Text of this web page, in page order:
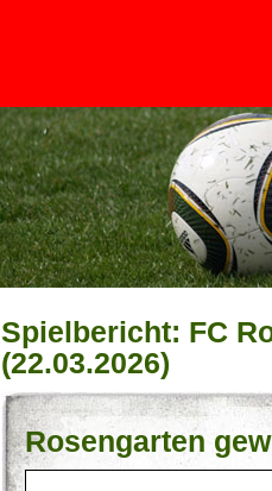
Spielbericht: FC
(22.03.2026)
Rosengarten